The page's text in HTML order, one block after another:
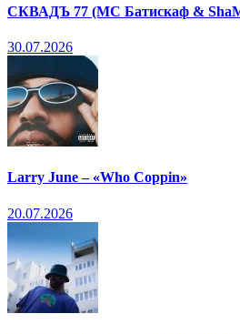
СКВАДЪ 77 (МС Батискаф &
30.07.2026
Larry June – «Who Coppin»
20.07.2026